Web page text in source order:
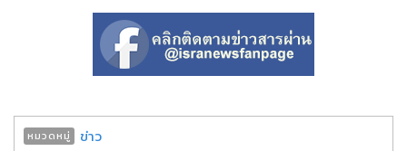
หมวดหมู่ ข่าว